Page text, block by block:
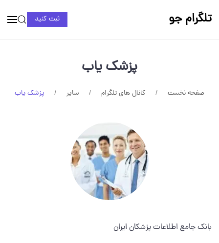
تلگرام جو ثبت کنید
پزشک یاب
صفحه نخست کانال های تلگرام سایر پزشک یاب
بانک جامع اطلاعات پزشکان ایران